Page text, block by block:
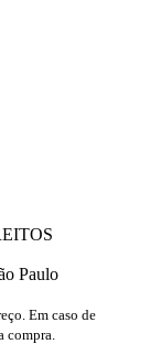
Paulo
Em caso de
compra.